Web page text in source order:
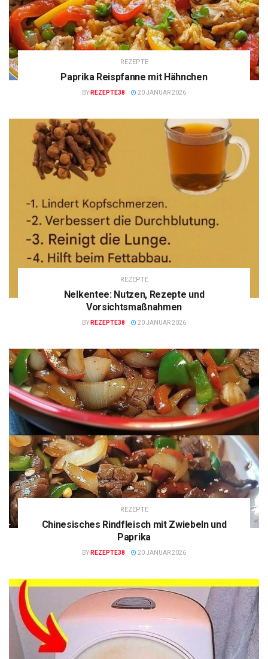
REZEPTE
Paprika Reispfanne mit Hähnchen
BY REZEPTE38 20 JANUAR 2026
REZEPTE
Nelkentee: Nutzen, Rezepte und
Vorsichtsmaßnahmen
BY REZEPTE38 20 JANUAR 2026
REZEPTE
Chinesisches Rindfleisch mit Zwiebeln und
Paprika
BY REZEPTE38 20 JANUAR 2026